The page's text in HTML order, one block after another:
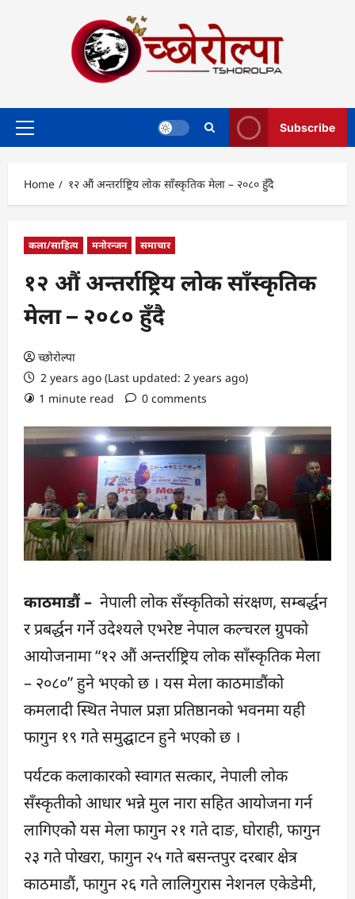
Primary
Subscribe
Home १२ औं अन्तर्राष्ट्रिय लोक साँस्कृतिक मेला – २०८० हुँदै
कला/साहित्य मनोरन्जन समाचार
१२ औं अन्तर्राष्ट्रिय लोक साँस्कृतिक
मेला – २०८० हुँदै
च्छोरोल्पा
2 years ago (Last updated: 2 years ago)
1 minute read
0 comments
काठमाडौं – नेपाली लोक सँस्कृतिको संरक्षण, सम्बर्द्धन
र प्रबर्द्धन गर्ने उदेश्यले एभरेष्ट नेपाल कल्चरल ग्रुपको
आयोजनामा “१२ औं अन्तर्राष्ट्रिय लोक साँस्कृतिक मेला
– २०८०” हुने भएको छ । यस मेला काठमाडौंको
कमलादी स्थित नेपाल प्रज्ञा प्रतिष्ठानको भवनमा यही
फागुन १९ गते समुद्घाटन हुने भएको छ ।
पर्यटक कलाकारको स्वागत सत्कार, नेपाली लोक
सँस्कृतीको आधार भन्ने मुल नारा सहित आयोजना गर्न
लागिएकोे यस मेला फागुन २१ गते दाङ, घोराही, फागुन
२३ गते पोखरा, फागुन २५ गते बसन्तपुर दरबार क्षेत्र
काठमाडौं, फागुन २६ गते लालिगुरास नेशनल एकेडेमी,